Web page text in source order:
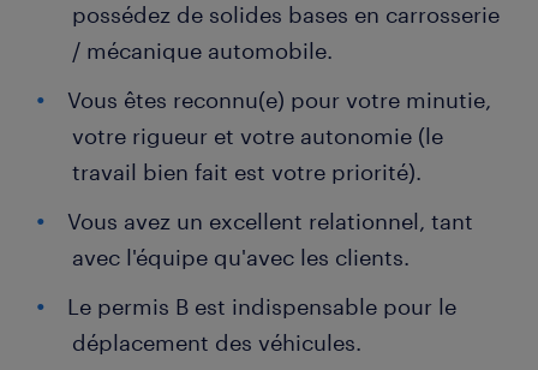
possédez de solides bases en carrosserie
/ mécanique automobile.
Vous êtes reconnu(e) pour votre minutie,
votre rigueur et votre autonomie (le
travail bien fait est votre priorité).
Vous avez un excellent relationnel, tant
avec l'équipe qu'avec les clients.
Le permis B est indispensable pour le
déplacement des véhicules.